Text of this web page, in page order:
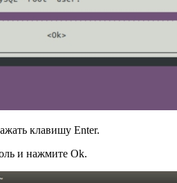
клавишу Enter.
и нажмите Ok.